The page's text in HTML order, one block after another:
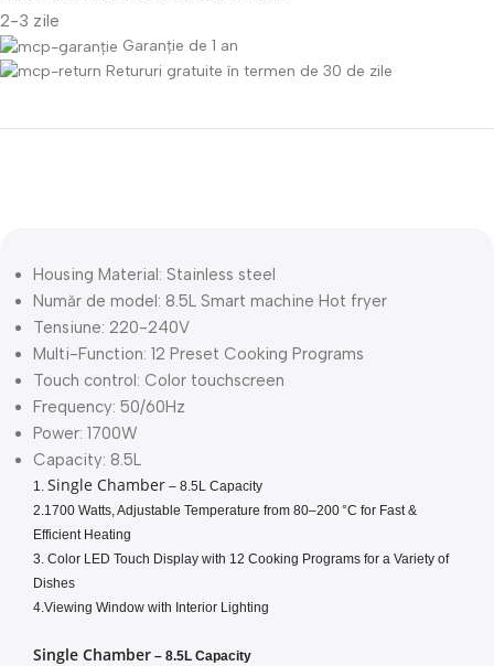
2-3 zile
Garanție de 1 an
Retururi gratuite în termen de 30 de zile
Housing Material: Stainless steel
Număr de model: 8.5L Smart machine Hot fryer
Tensiune: 220-240V
Multi-Function: 12 Preset Cooking Programs
Touch control: Color touchscreen
Frequency: 50/60Hz
Power: 1700W
Capacity: 8.5L
1. Single Chamber – 8.5L Capacity
2.1700 Watts, Adjustable Temperature from 80–200 °C for Fast &
Efficient Heating
3. Color LED Touch Display with 12 Cooking Programs for a Variety of
Dishes
4.Viewing Window with Interior Lighting
Single Chamber – 8.5L Capacity